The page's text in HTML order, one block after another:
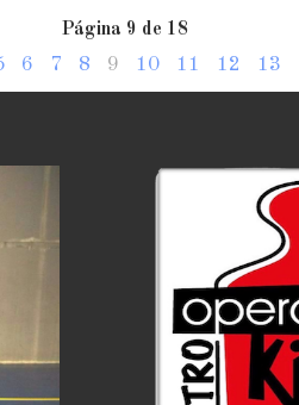
Página 9 de 18
6 7 8 9 10 11 12 13